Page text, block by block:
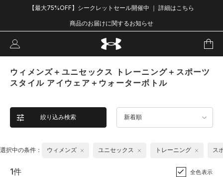
【最大75%OFF】シークレットセール開催中 ｜ 詳細はこちら
商品のお届けに関するお知らせ
ウィメンズ＋ユニセックス トレーニング＋スポーツ
スタイル アイウェア＋ウォーターボトル
絞り込み検索 新着順
選択中の条件： ウィメンズ ユニセックス トレーニング ス
1件 全色表示